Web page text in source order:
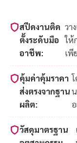
สปีดงานติด
ตั้งระดับมือ
อาชีพ:
วา
ให้
เพี
คุ้มค่าคุ้มราคา
ส่งตรงจากฐาน
ผลิต:
วัสดุมาตรฐาน